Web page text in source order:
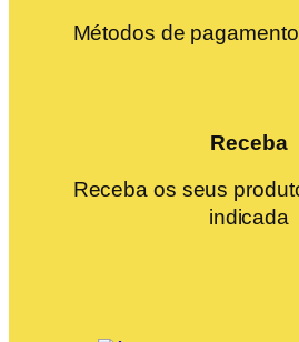
Métodos de
Receba
Receba os seus
indicada